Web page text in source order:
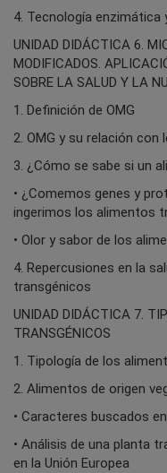
4. Tecnología enzimática
UNIDAD DIDÁCTICA 6.
MODIFICADOS.
SOBRE LA SALUD Y LA
1. Definición de OMG
2. OMG y su relación
3. ¿Cómo se sabe si un
• ¿Comemos genes y
ingerimos los alimentos
• Olor y sabor de los
4. Repercusiones en la
transgénicos
UNIDAD DIDÁCTICA 7.
TRANSGÉNICOS
1. Tipología de los
2. Alimentos de origen
• Caracteres buscados
• Análisis de una planta
en la Unión Europea